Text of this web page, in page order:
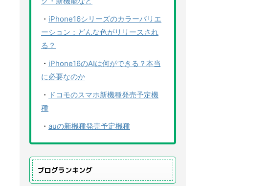
・ iPhone16シリーズのカラーバリエ
ーション：どんな色がリリースされ
る？
・ iPhone16のAIは何ができる？本当
に必要なのか
・ ドコモのスマホ新機種発売予定機
種
・ auの新機種発売予定機種
ブログランキング